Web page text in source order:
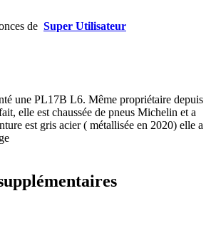
de Super Utilisateur
une PL17B L6. Même propriétaire depuis
elle est chaussée de pneus Michelin et a
est gris acier ( métallisée en 2020) elle a